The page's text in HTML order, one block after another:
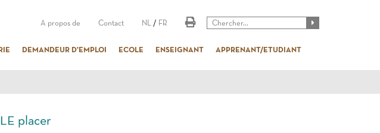
A propos de Contact NL / FR
DEMANDEUR D'EMPLOI ECOLE ENSEIGNANT APPRENANT/ETUDIANT
placer